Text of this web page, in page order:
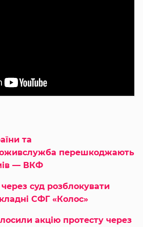
та
перешкоджають
— ВКФ
суд розблокувати
СФГ «Колос»
акцію протесту через